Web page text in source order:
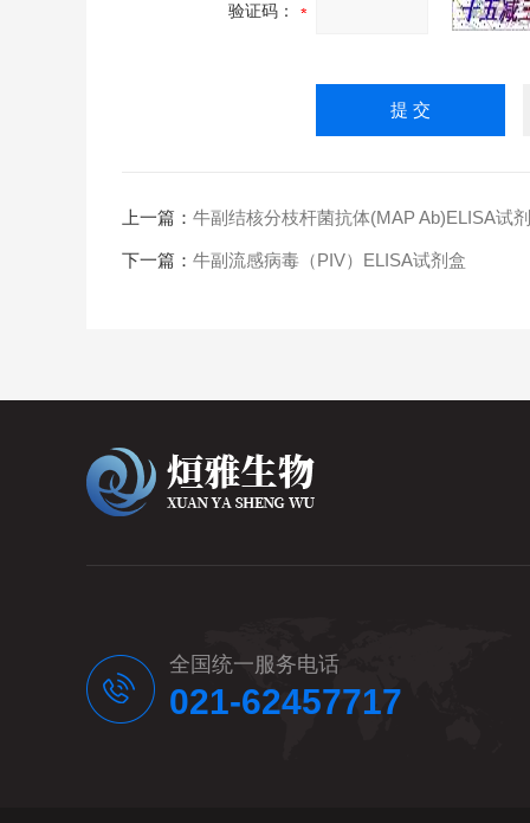
验证码：
上一篇： 牛副结核分枝杆菌抗体(MAP Ab)ELISA试
下一篇： 牛副流感病毒（PIV）ELISA试剂盒
全国统一服务电话
021-62457717